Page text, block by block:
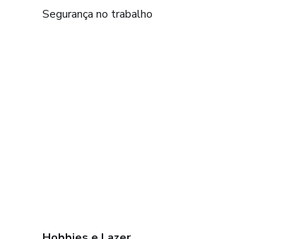
Segurança no trabalho